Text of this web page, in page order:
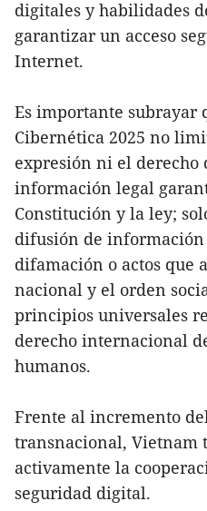
digitales y habilidades
garantizar un acceso
Internet.
Es importante subrayar
Cibernética 2025 no
expresión ni el derecho
información legal
Constitución y la ley;
difusión de información
difamación o actos que
nacional y el orden
principios universales
derecho internacional
humanos.
Frente al incremento
transnacional, Vietnam
activamente la
seguridad digital.